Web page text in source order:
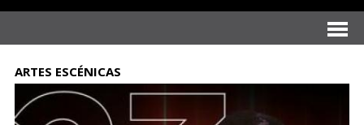
ARTES ESCÉNICAS